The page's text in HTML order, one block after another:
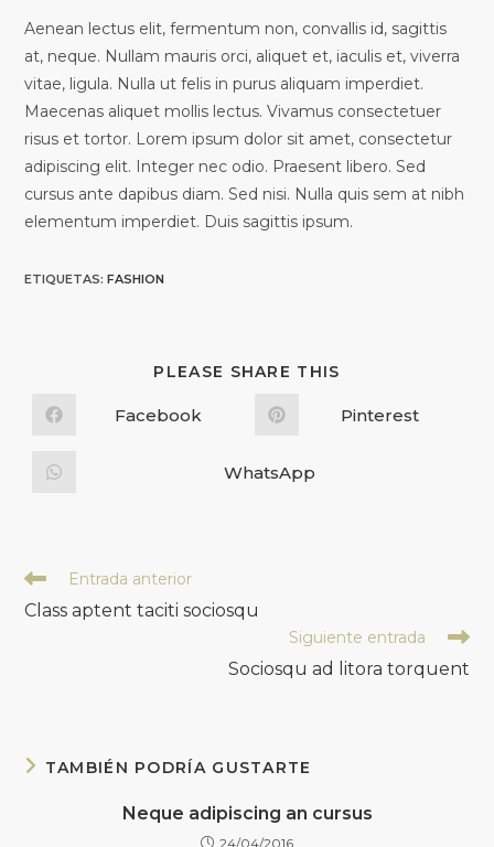
Aenean lectus elit, fermentum non, convallis id, sagittis
at, neque. Nullam mauris orci, aliquet et, iaculis et, viverra
vitae, ligula. Nulla ut felis in purus aliquam imperdiet.
Maecenas aliquet mollis lectus. Vivamus consectetuer
risus et tortor. Lorem ipsum dolor sit amet, consectetur
adipiscing elit. Integer nec odio. Praesent libero. Sed
cursus ante dapibus diam. Sed nisi. Nulla quis sem at nibh
elementum imperdiet. Duis sagittis ipsum.
ETIQUETAS:FASHION
PLEASE SHARE THIS
Facebook Pinterest
WhatsApp
Entrada anterior
Class aptent taciti sociosqu
Siguiente entrada
Sociosqu ad litora torquent
TAMBIÉN PODRÍA GUSTARTE
Neque adipiscing an cursus
24/04/2016